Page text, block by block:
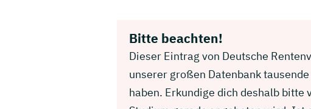
Bitte beachten!
Dieser Eintrag von Deutsche
unserer großen Datenbank
haben. Erkundige dich deshalb bitte